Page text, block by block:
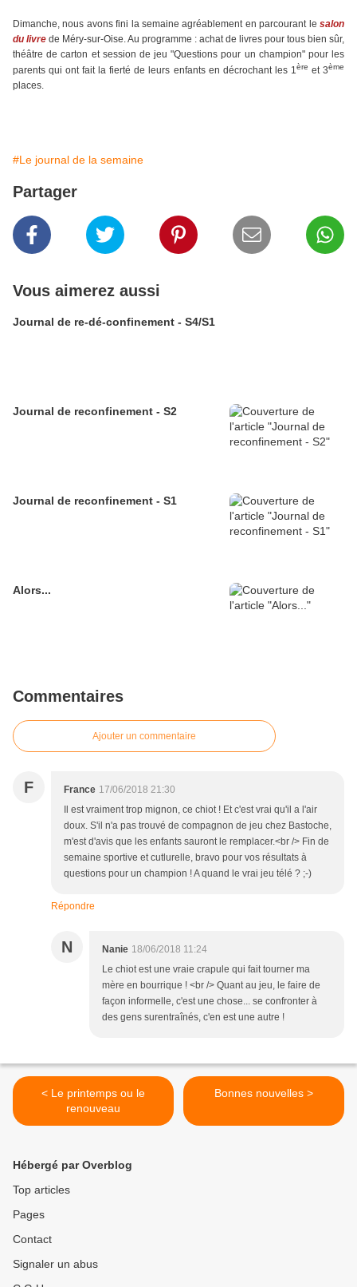
Dimanche, nous avons fini la semaine agréablement en parcourant le salon
du livre de Méry-sur-Oise. Au programme : achat de livres pour tous bien sûr,
théâtre de carton et session de jeu "Questions pour un champion" pour les
parents qui ont fait la fierté de leurs enfants en décrochant les 1ère et 3ème
places.
#Le journal de la semaine
Partager
Vous aimerez aussi
Journal de re-dé-confinement - S4/S1
Journal de reconfinement - S2
Journal de reconfinement - S1
Alors...
Commentaires
Ajouter un commentaire
F France 17/06/2018 21:30
Il est vraiment trop mignon, ce chiot ! Et c'est vrai qu'il a l'air
doux. S'il n'a pas trouvé de compagnon de jeu chez Bastoche,
m'est d'avis que les enfants sauront le remplacer.<br /> Fin de
semaine sportive et cutlurelle, bravo pour vos résultats à
questions pour un champion ! A quand le vrai jeu télé ? ;-)
Répondre
N Nanie 18/06/2018 11:24
Le chiot est une vraie crapule qui fait tourner ma
mère en bourrique ! <br /> Quant au jeu, le faire de
façon informelle, c'est une chose... se confronter à
des gens surentraînés, c'en est une autre !
< Le printemps ou le
renouveau
Bonnes nouvelles >
Hébergé par Overblog
Top articles
Pages
Contact
Signaler un abus